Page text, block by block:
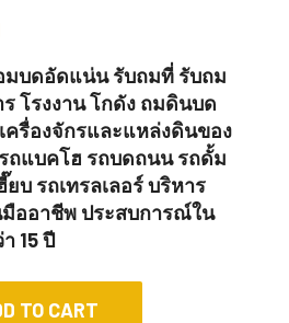
มบดอัดแน่น รับถมที่ รับถม
โรงงาน โกดัง ถมดินบด
ครื่องจักรและแหล่งดินของ
รถแบคโฮ รถบดถนน รถดั้ม
บ รถเทรลเลอร์ บริหาร
ออาชีพ ประสบการณ์ใน
15 ปี
TO CART